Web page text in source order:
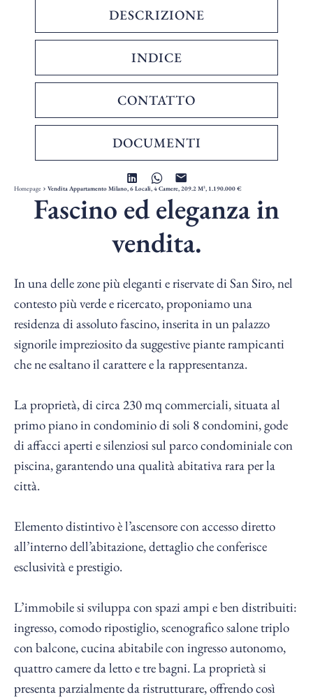
DESCRIZIONE
INDICE
CONTATTO
DOCUMENTI
Homepage Vendita Appartamento Milano, 6 Locali, 4 Camere, 209.2 M², 1.190.000 €
Fascino ed eleganza in
vendita.
In una delle zone più eleganti e riservate di San Siro, nel
contesto più verde e ricercato, proponiamo una
residenza di assoluto fascino, inserita in un palazzo
signorile impreziosito da suggestive piante rampicanti
che ne esaltano il carattere e la rappresentanza.
La proprietà, di circa 230 mq commerciali, situata al
primo piano in condominio di soli 8 condomini, gode
di affacci aperti e silenziosi sul parco condominiale con
piscina, garantendo una qualità abitativa rara per la
città.
Elemento distintivo è l’ascensore con accesso diretto
all’interno dell’abitazione, dettaglio che conferisce
esclusività e prestigio.
L’immobile si sviluppa con spazi ampi e ben distribuiti:
ingresso, comodo ripostiglio, scenografico salone triplo
con balcone, cucina abitabile con ingresso autonomo,
quattro camere da letto e tre bagni. La proprietà si
presenta parzialmente da ristrutturare, offrendo così